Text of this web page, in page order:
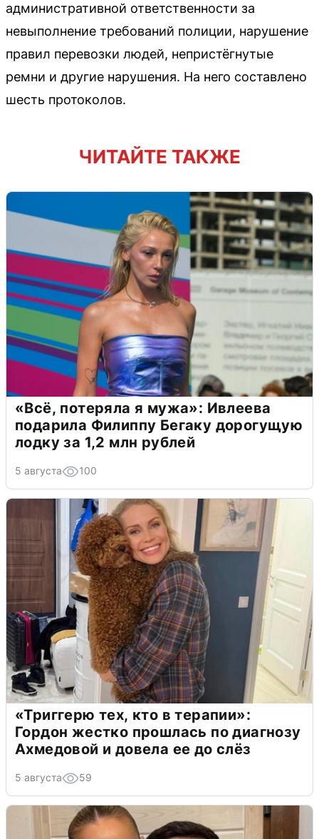
административной ответственности за
невыполнение требований полиции, нарушение
правил перевозки людей, непристёгнутые
ремни и другие нарушения. На него составлено
шесть протоколов.
ЧИТАЙТЕ ТАКЖЕ
«Всё, потеряла я мужа»: Ивлеева
подарила Филиппу Бегаку дорогущую
лодку за 1,2 млн рублей
5 августа 100
«Триггерю тех, кто в терапии»:
Гордон жестко прошлась по диагнозу
Ахмедовой и довела ее до слёз
5 августа 59